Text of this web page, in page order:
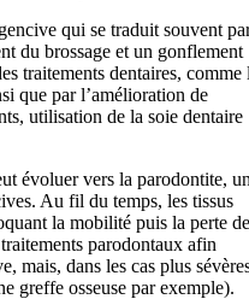
qui se traduit souvent
du brossage et un gonflement
traitements dentaires, comme
que par l’amélioration de
utilisation de la soie dentaire
évoluer vers la parodontite,
Au fil du temps, les tissus
la mobilité puis la perte
parodontaux afin
mais, dans les cas plus
greffe osseuse par exemple).